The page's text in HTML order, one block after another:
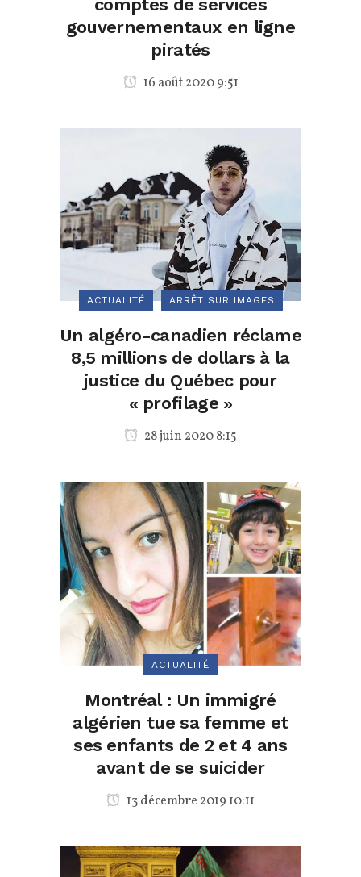
comptes de services
gouvernementaux en ligne
piratés
16 août 2020 9:51
ACTUALITÉ ARRÊT SUR IMAGES
Un algéro-canadien réclame
8,5 millions de dollars à la
justice du Québec pour
« profilage »
28 juin 2020 8:15
ACTUALITÉ
Montréal : Un immigré
algérien tue sa femme et
ses enfants de 2 et 4 ans
avant de se suicider
13 décembre 2019 10:11